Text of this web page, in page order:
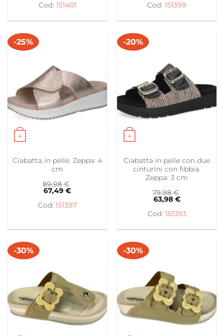
151401
151399
-25%
+
Questo prodotto ha più varianti. Le opzioni possono
Ciabatta in pelle. Zeppa: 4
cm
89,98€
67,49 €
151397
-20%
+
Questo prodotto ha più
Ciabatta in pelle con due
cinturini con fibbia.
Zeppa: 3 cm
79,98€
63,98 €
151393
-30% -30%